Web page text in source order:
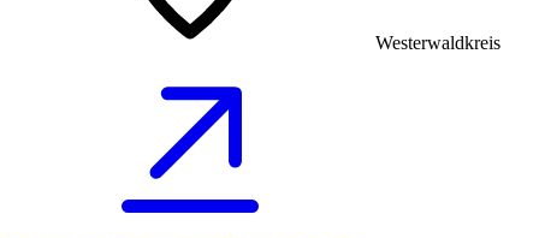
Westerwaldkreis